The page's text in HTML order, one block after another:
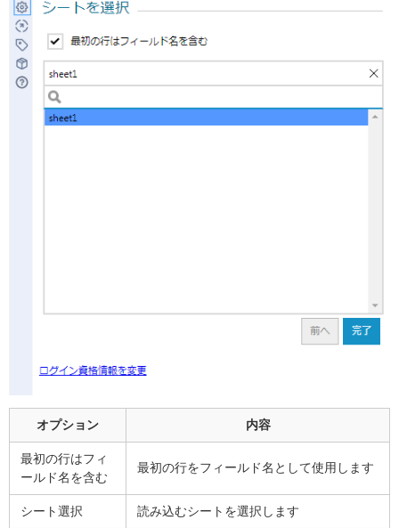
オプション 内容
最初の行はフィ
ールド名を含む
最初の行をフィールド名として使用します
シート選択 読み込むシートを選択します